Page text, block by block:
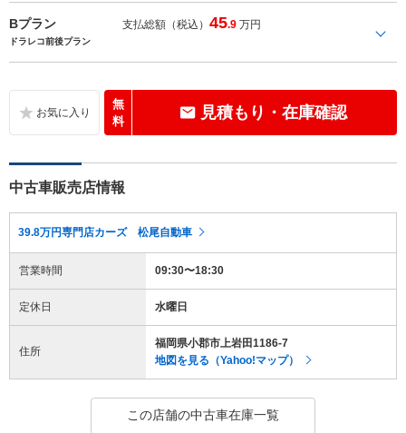
Bプラン 支払総額（税込）45.9 万円
ドラレコ前後プラン
無
料
見積もり・在庫確認
中古車販売店情報
39.8万円専門店カーズ 松尾自動車
営業時間 09:30〜18:30
定休日 水曜日
住所
福岡県小郡市上岩田1186-7
地図を見る（Yahoo!マップ）
この店舗の中古車在庫一覧